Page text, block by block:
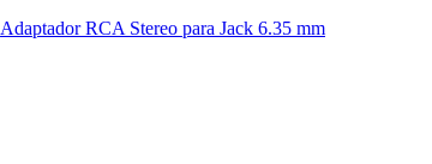
Adaptador RCA Stereo para Jack 6.35 mm